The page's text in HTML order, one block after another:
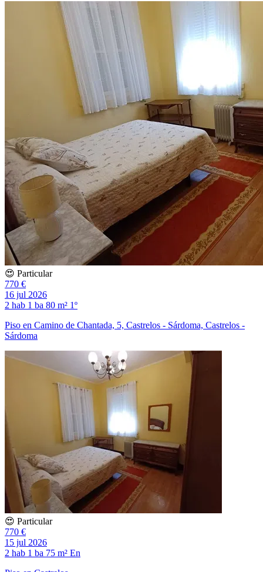
😍 Particular
770 €
16 jul 2026
2 hab 1 ba 80 m² 1º
Piso en Camino de Chantada, 5, Castrelos - Sárdoma, Castrelos -
Sárdoma
😍 Particular
770 €
15 jul 2026
2 hab 1 ba 75 m² En